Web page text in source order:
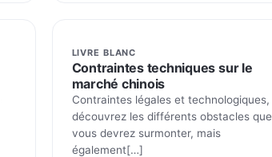
LIVRE BLANC
Contraintes techniques sur le
marché chinois
Contraintes légales et technologiques,
découvrez les différents obstacles que
vous devrez surmonter, mais
également[…]